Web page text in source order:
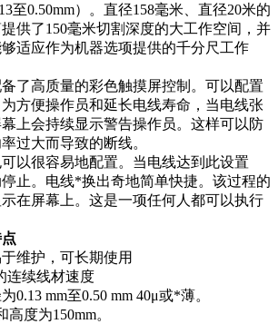
至0.50mm）。 直径158毫米、直径20米的
供了150毫米切割深度的大工作空间，并
适应作为机器选项提供的千分尺工作
了高质量的彩色触摸屏控制。可以配置
方便操作员和延长电线寿命，当电线张
上会持续显示警告操作员。这样可以防
过大而导致的断线。
以很容易地配置。当电线达到此设置
止。电线*换出奇地简单快捷。该过程的
在屏幕上。这是一项任何人都可以执行
维护，可长期使用
连续线材速度
0.13 mm至0.50 mm 40μ或*薄。
度为150mm。